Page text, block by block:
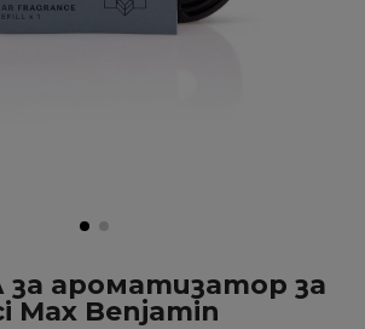
ароматизатор за
Max Benjamin